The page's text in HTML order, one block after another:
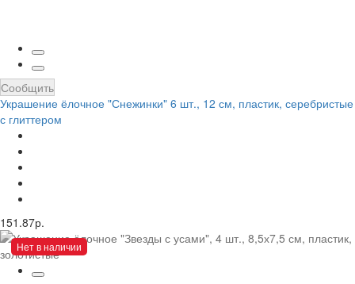
Сообщить
Украшение ёлочное "Снежинки" 6 шт., 12 см, пластик, серебристые
с глиттером
151.87р.
Нет в наличии